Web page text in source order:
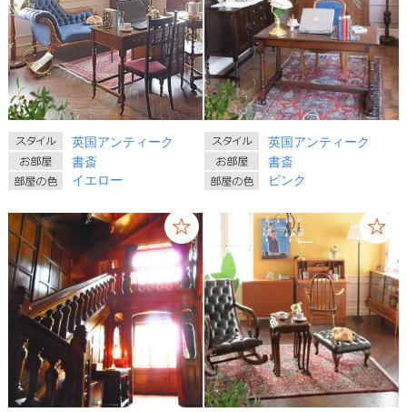
英国アンティーク
書斎
イエロー
英国アンティーク
書斎
ピンク